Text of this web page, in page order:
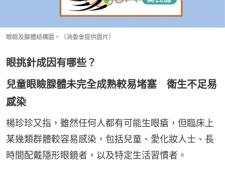
眼瞼及腺體結構圖。（消委會提供圖片）
眼挑針成因有哪些？
兒童眼瞼腺體未完全成熟較易堵塞 衛生不足易
感染
楊珍珍又指，雖然任何人都有可能生眼瘡，但臨床上
某幾類群體較容易感染，包括兒童、愛化妝人士、長
時間配戴隱形眼鏡者，以及特定生活習慣者。